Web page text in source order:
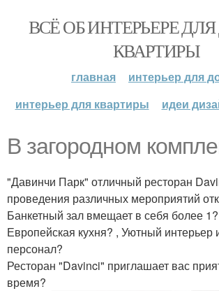
ВСЁ ОБ ИНТЕРЬЕРЕ
КВАРТИРЫ
главная
интерьер для
интерьер для квартиры
идеи
В загородном
"Давинчи Парк" отличный ресторан
проведения различных мероприятий
Банкетный зал вмещает в себя более
Европейская кухня? , Уютный интерьер
персонал?
Ресторан "Davinci" приглашает вас
время?